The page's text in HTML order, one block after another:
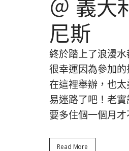
＠ 義大
尼斯
終於踏上了浪漫水
很幸運因為參加
在這裡舉辦，也
易迷路了吧！老
要多住個一個月才
Read More